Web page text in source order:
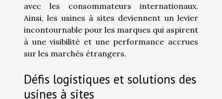
avec les consommateurs internationaux.
Ainsi, les usines à sites deviennent un levier
incontournable pour les marques qui aspirent
à une visibilité et une performance accrues
sur les marchés étrangers.
Défis logistiques et solutions des
usines à sites